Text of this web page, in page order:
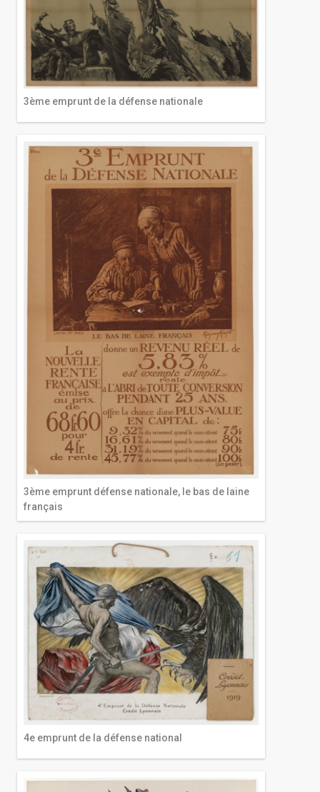
3ème emprunt de la défense nationale
3ème emprunt défense nationale, le bas de laine
français
4e emprunt de la défense national